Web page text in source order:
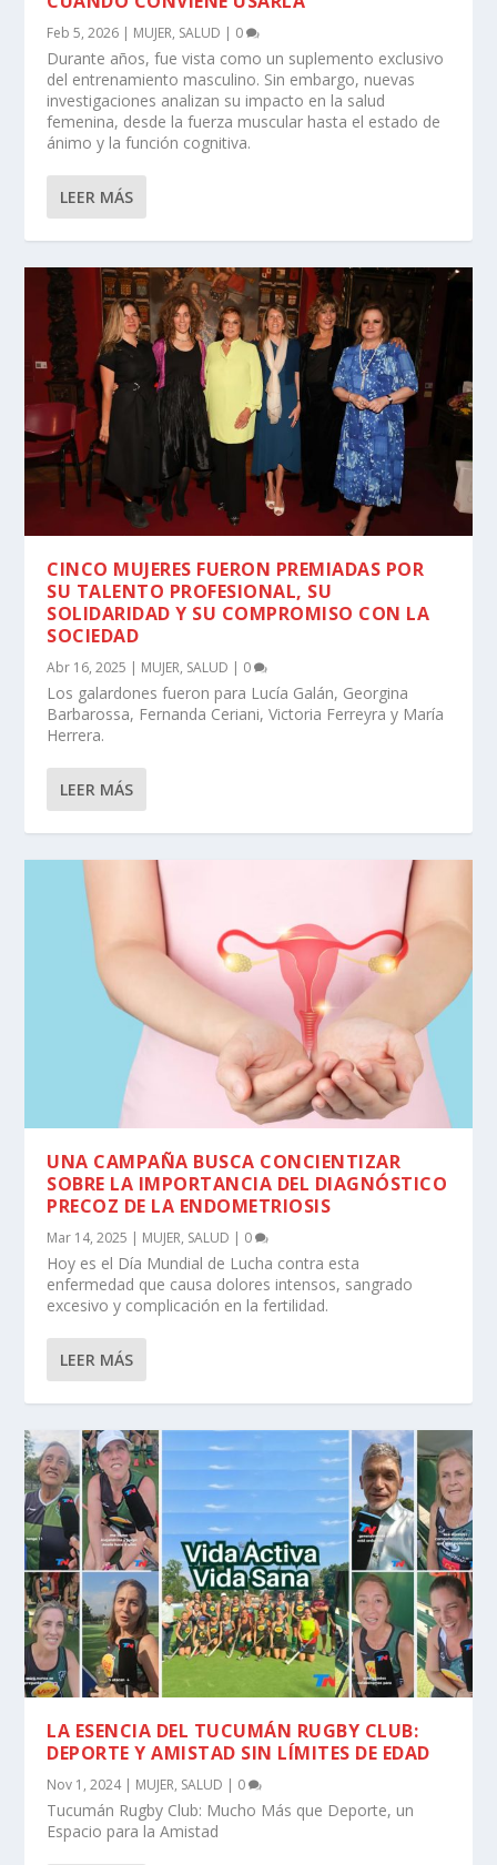
Feb 5, 2026 | MUJER, SALUD | 0
Durante años, fue vista como un suplemento exclusivo
del entrenamiento masculino. Sin embargo, nuevas
investigaciones analizan su impacto en la salud
femenina, desde la fuerza muscular hasta el estado de
ánimo y la función cognitiva.
LEER MÁS
CINCO MUJERES FUERON PREMIADAS POR
SU TALENTO PROFESIONAL, SU
SOLIDARIDAD Y SU COMPROMISO CON LA
SOCIEDAD
Abr 16, 2025 | MUJER, SALUD | 0
Los galardones fueron para Lucía Galán, Georgina
Barbarossa, Fernanda Ceriani, Victoria Ferreyra y María
Herrera.
LEER MÁS
UNA CAMPAÑA BUSCA CONCIENTIZAR
SOBRE LA IMPORTANCIA DEL DIAGNÓSTICO
PRECOZ DE LA ENDOMETRIOSIS
Mar 14, 2025 | MUJER, SALUD | 0
Hoy es el Día Mundial de Lucha contra esta
enfermedad que causa dolores intensos, sangrado
excesivo y complicación en la fertilidad.
LEER MÁS
LA ESENCIA DEL TUCUMÁN RUGBY CLUB:
DEPORTE Y AMISTAD SIN LÍMITES DE EDAD
Nov 1, 2024| MUJER, SALUD | 0
Tucumán Rugby Club: Mucho Más que Deporte, un
Espacio para la Amistad